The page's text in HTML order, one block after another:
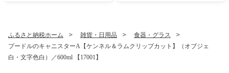
ふるさと納税ホーム 雑貨・日用品
食器・グラス
プードルのキャニスターA【ケンネル＆ラムクリップカット】（オブジェ
白・文字色白）／600ml 【17001】